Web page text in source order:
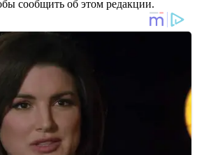
сообщить об этом редакции.